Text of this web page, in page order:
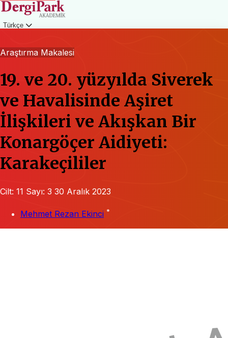
Türkçe
Araştırma Makalesi
19. ve 20. yüzyılda Siverek
ve Havalisinde Aşiret
İlişkileri ve Akışkan Bir
Konargöçer Aidiyeti:
Karakeçililer
Cilt: 11 Sayı: 3 30 Aralık 2023
Mehmet Rezan Ekinci *